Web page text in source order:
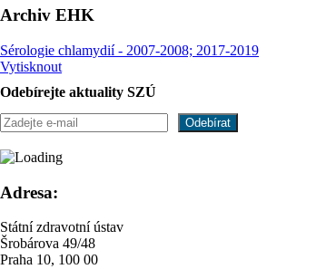
Archiv EHK
Sérologie chlamydií - 2007-2008; 2017-2019
Vytisknout
Odebírejte aktuality SZÚ
Adresa:
Státní zdravotní ústav
Šrobárova 49/48
Praha 10, 100 00